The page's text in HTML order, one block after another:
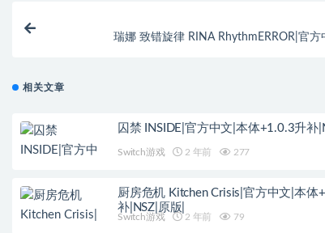
瑞娜 致错旋律 RINA RhythmERROR|官方
相关文章
囚禁 INSIDE|官方中文|本体+1.0.3升补
Switch游戏 2 年前 277
厨房危机 Kitchen Crisis|官方中文|本体
补|NSZ|原版|
Switch游戏 2 年前 79